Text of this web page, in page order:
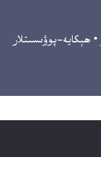
• ھېكايە-پوۋىسىتلار